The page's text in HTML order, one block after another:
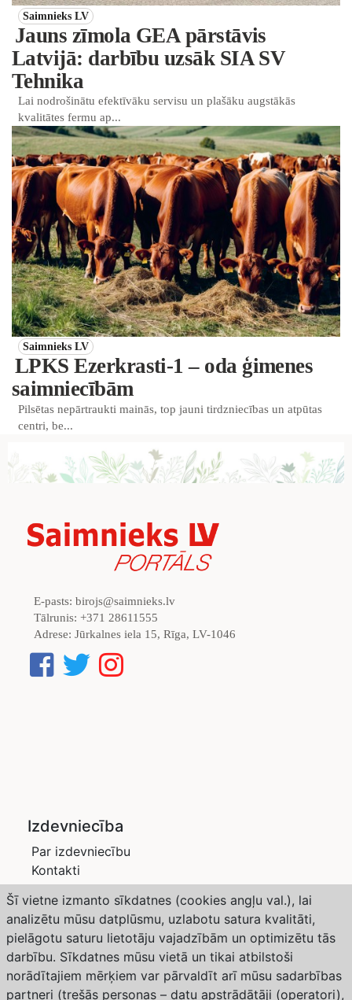
Saimnieks LV
Jauns zīmola GEA pārstāvis
Latvijā: darbību uzsāk SIA SV
Tehnika
Lai nodrošinātu efektīvāku servisu un plašāku augstākās
kvalitātes fermu ap...
Saimnieks LV
LPKS Ezerkrasti-1 – oda ģimenes
saimniecībām
Pilsētas nepārtraukti mainās, top jauni tirdzniecības un atpūtas
centri, be...
E-pasts: birojs@saimnieks.lv
Tālrunis: +371 28611555
Adrese: Jūrkalnes iela 15, Rīga, LV-1046
Izdevniecība
Par izdevniecību
Kontakti
Privātuma politika
Žurnāli
Saimnieks LV
Dārzs un Drava
Abonēšana
Šī vietne izmanto sīkdatnes (cookies angļu val.), lai
analizētu mūsu datplūsmu, uzlabotu satura kvalitāti,
pielāgotu saturu lietotāju vajadzībām un optimizētu tās
darbību. Sīkdatnes mūsu vietā un tikai atbilstoši
norādītajiem mērķiem var pārvaldīt arī mūsu sadarbības
partneri (trešās personas – datu apstrādātāji (operatori),